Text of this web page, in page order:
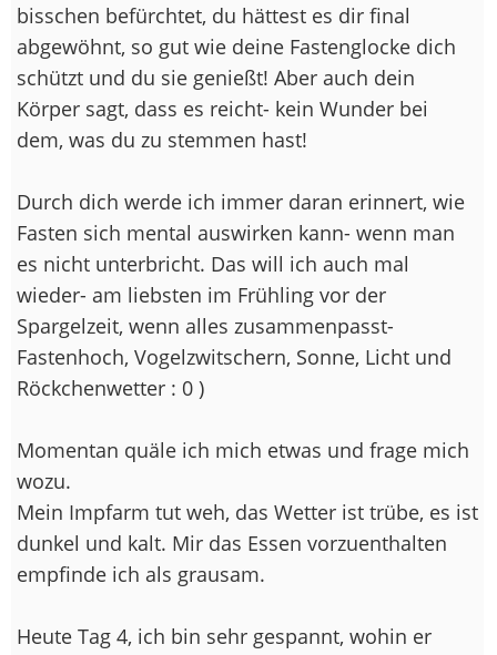
bisschen befürchtet, du hättest es dir final
abgewöhnt, so gut wie deine Fastenglocke dich
schützt und du sie genießt! Aber auch dein
Körper sagt, dass es reicht- kein Wunder bei
dem, was du zu stemmen hast!
Durch dich werde ich immer daran erinnert, wie
Fasten sich mental auswirken kann- wenn man
es nicht unterbricht. Das will ich auch mal
wieder- am liebsten im Frühling vor der
Spargelzeit, wenn alles zusammenpasst-
Fastenhoch, Vogelzwitschern, Sonne, Licht und
Röckchenwetter : 0 )
Momentan quäle ich mich etwas und frage mich
wozu.
Mein Impfarm tut weh, das Wetter ist trübe, es ist
dunkel und kalt. Mir das Essen vorzuenthalten
empfinde ich als grausam.
Heute Tag 4, ich bin sehr gespannt, wohin er